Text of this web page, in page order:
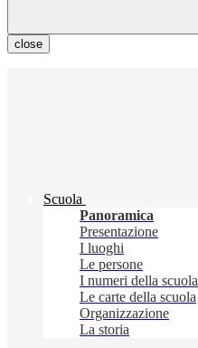
close
Scuola
Panoramica
Presentazione
I luoghi
Le persone
I numeri della scuola
Le carte della scuola
Organizzazione
La storia